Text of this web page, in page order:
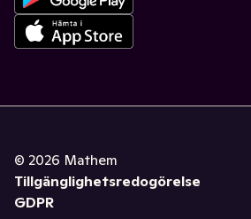
© 2026 Mathem
Tillgänglighetsredogörelse
GDPR